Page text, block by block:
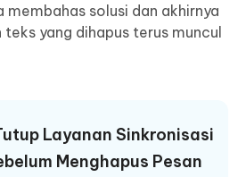
membahas solusi dan akhirnya
yang dihapus terus muncul
Layanan Sinkronisasi
Menghapus Pesan